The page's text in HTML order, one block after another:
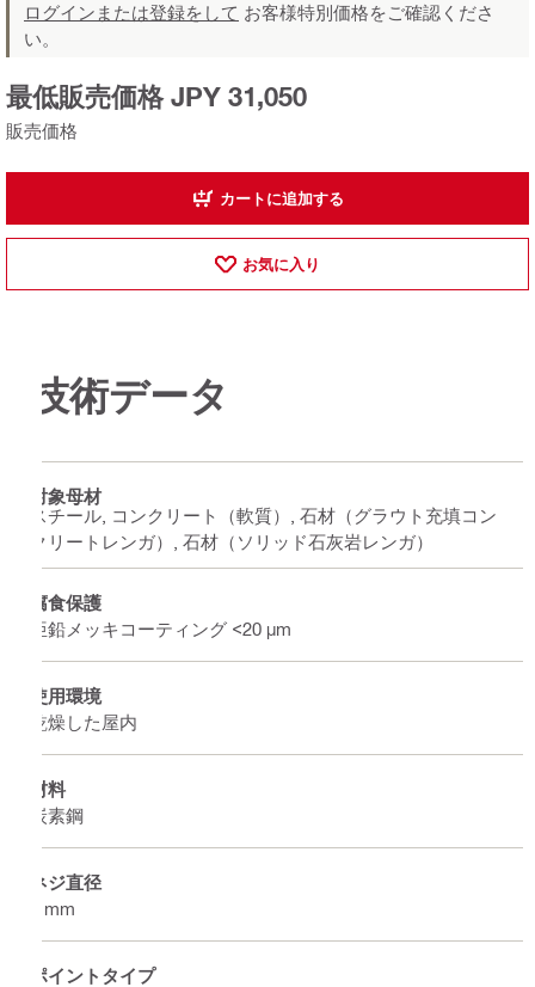
ログインまたは登録をして お客様特別価格をご確認くださ
い。
販売価格
最低販売価格 JPY 31,050
カートに追加する
お気に入り
技術データ
対象母材
スチール, コンクリート（軟質）, 石材（グラウト充填コン
クリートレンガ）, 石材（ソリッド石灰岩レンガ）
腐食保護
亜鉛メッキコーティング <20 µm
使用環境
乾燥した屋内
材料
炭素鋼
ネジ直径
6 mm
ポイントタイプ